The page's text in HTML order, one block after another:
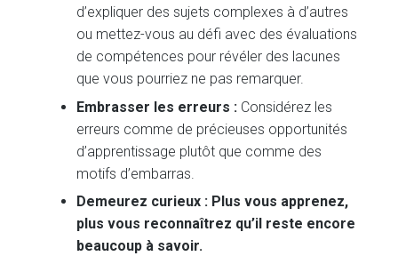
d’expliquer des sujets complexes à d’autres
ou mettez-vous au défi avec des évaluations
de compétences pour révéler des lacunes
que vous pourriez ne pas remarquer.
Embrasser les erreurs : Considérez les
erreurs comme de précieuses opportunités
d’apprentissage plutôt que comme des
motifs d’embarras.
Demeurez curieux : Plus vous apprenez,
plus vous reconnaîtrez qu’il reste encore
beaucoup à savoir.